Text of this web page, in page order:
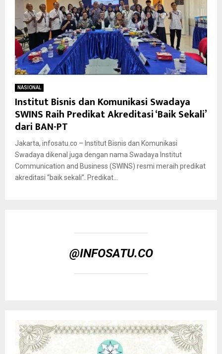
NASIONAL
Institut Bisnis dan Komunikasi Swadaya
SWINS Raih Predikat Akreditasi ‘Baik Sekali’
dari BAN-PT
Jakarta, infosatu.co – Institut Bisnis dan Komunikasi
Swadaya dikenal juga dengan nama Swadaya Institut
Communication and Business (SWINS) resmi meraih predikat
akreditasi “baik sekali”. Predikat...
@INFOSATU.CO